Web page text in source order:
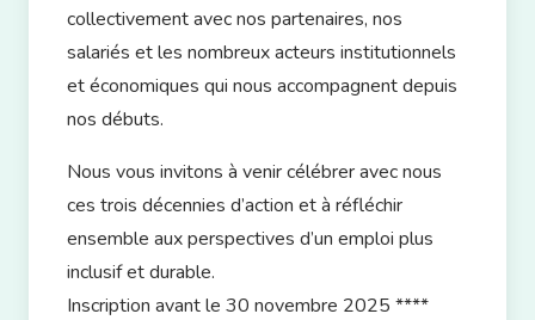
collectivement avec nos partenaires, nos
salariés et les nombreux acteurs institutionnels
et économiques qui nous accompagnent depuis
nos débuts.
Nous vous invitons à venir célébrer avec nous
ces trois décennies d’action et à réfléchir
ensemble aux perspectives d’un emploi plus
inclusif et durable.
Inscription avant le 30 novembre 2025 ****